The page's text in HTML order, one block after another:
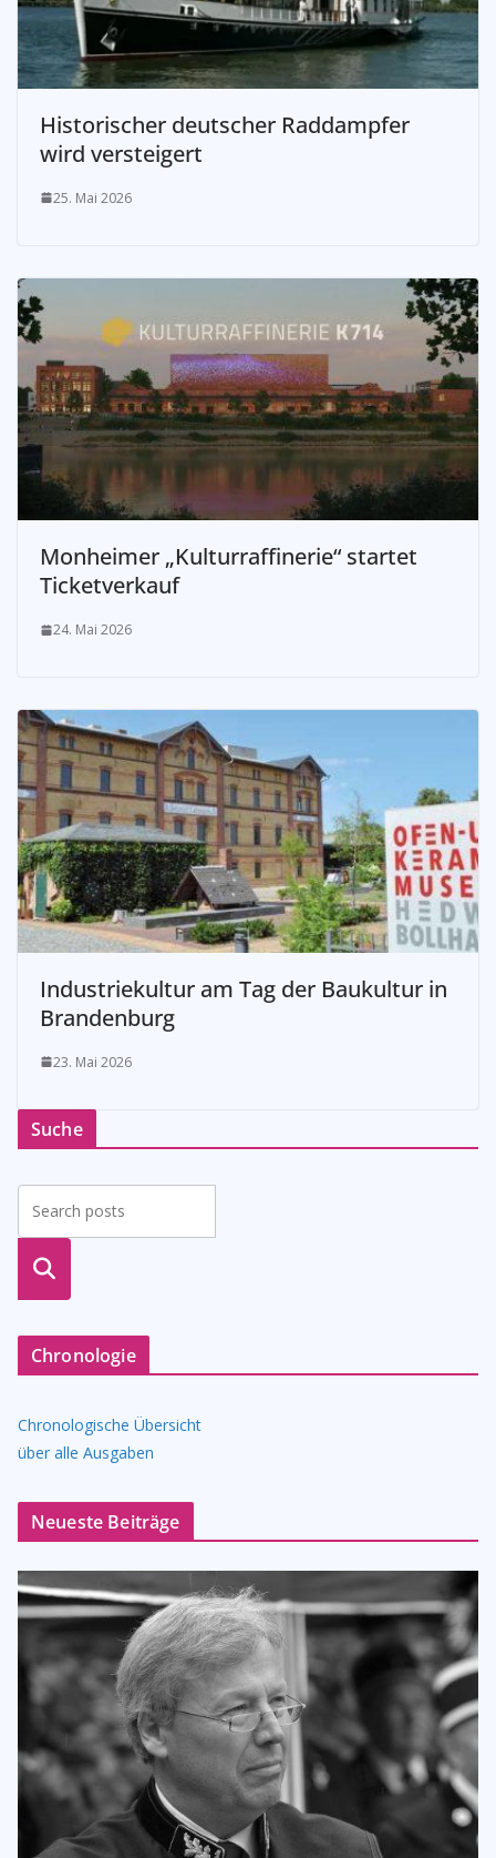
Historischer deutscher Raddampfer
wird versteigert
25. Mai 2026
Monheimer „Kulturraffinerie“ startet
Ticketverkauf
24. Mai 2026
Industriekultur am Tag der Baukultur in
Brandenburg
23. Mai 2026
Suche
suche
Chronologie
Chronologische Übersicht
über alle Ausgaben
Neueste Beiträge